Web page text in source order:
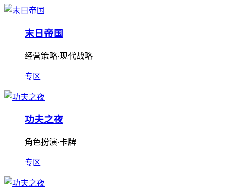
末日帝国
经营策略·现代战略
专区
功夫之夜
角色扮演·卡牌
专区